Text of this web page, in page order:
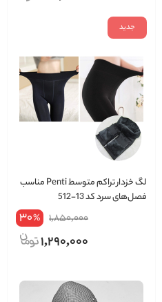
جدید
لگ خزدار تراکم متوسط Penti مناسب
فصل‌های سرد کد 13-512
1,850,000
30%
1,290,000